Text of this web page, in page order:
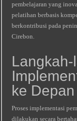
pembelajaran yang
pelatihan berbasis
berkontribusi pada
Cirebon.
ke Depan
Proses implementasi
dilakukan secara